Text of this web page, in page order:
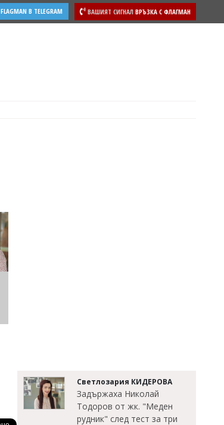
ВАШИЯТ СИГНАЛ ВРЪЗКА С ФЛАГМАН
FLAGMAN В TELEGRAM
Светлозария КИДЕРОВА
Задържаха Николай
Тодоров от жк. "Меден
рудник" след тест за три